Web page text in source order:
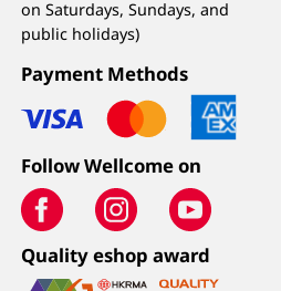
on Saturdays, Sundays, and
public holidays)
Payment Methods
Follow Wellcome on
Quality eshop award